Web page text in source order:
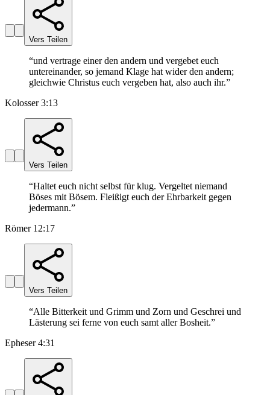
Vers Teilen
“und vertrage einer den andern und vergebet euch
untereinander, so jemand Klage hat wider den andern;
gleichwie Christus euch vergeben hat, also auch ihr.”
Kolosser 3:13
Vers Teilen
“Haltet euch nicht selbst für klug. Vergeltet niemand
Böses mit Bösem. Fleißigt euch der Ehrbarkeit gegen
jedermann.”
Römer 12:17
Vers Teilen
“Alle Bitterkeit und Grimm und Zorn und Geschrei und
Lästerung sei ferne von euch samt aller Bosheit.”
Epheser 4:31